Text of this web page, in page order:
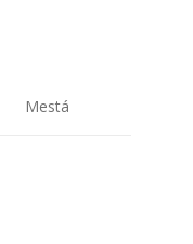
Mestá